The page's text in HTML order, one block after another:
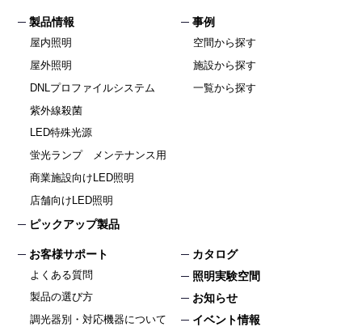
製品情報
屋内照明
屋外照明
DNLプロファイルシステム
紫外線殺菌
LED特殊光源
蛍光ランプ メンテナンス用
商業施設向けLED照明
店舗向けLED照明
ピックアップ製品
事例
空間から探す
施設から探す
一覧から探す
お客様サポート
よくある質問
製品の選び方
調光器別・対応機器について
カタログ
照明実験空間
お知らせ
イベント情報